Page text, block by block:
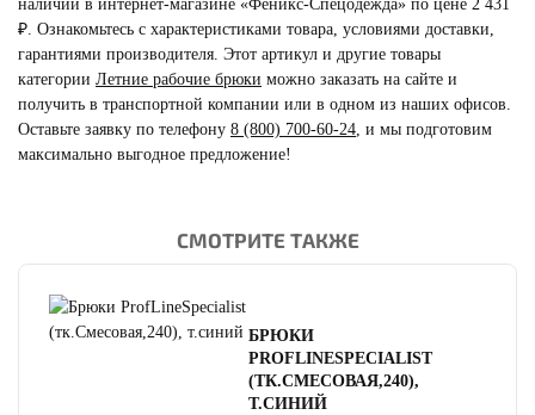
наличии в интернет-магазине «Феникс-Спецодежда» по цене 2 431
₽. Ознакомьтесь с характеристиками товара, условиями доставки,
гарантиями производителя. Этот артикул и другие товары
категории Летние рабочие брюки можно заказать на сайте и
получить в транспортной компании или в одном из наших офисов.
Оставьте заявку по телефону 8 (800) 700-60-24 и мы подготовим
максимально выгодное предложение!
4.5
СМОТРИТЕ ТАКЖЕ
БРЮКИ
PROFLINESPECIALIST
(ТК.СМЕСОВАЯ,240),
Т.СИНИЙ